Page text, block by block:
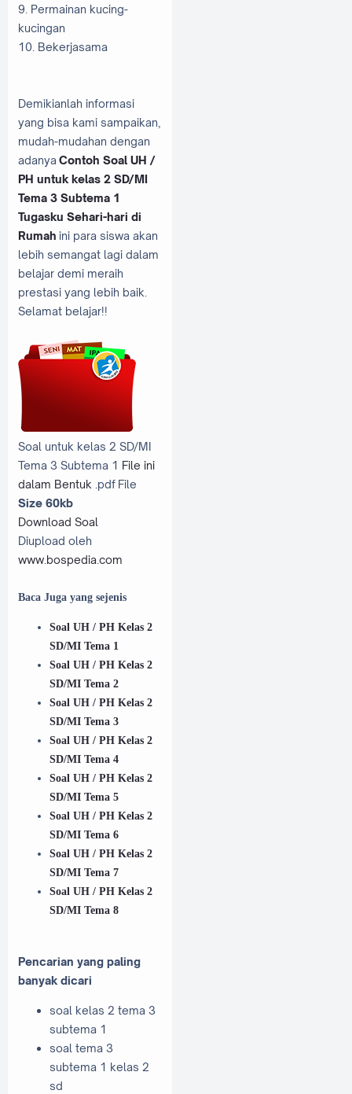
9. Permainan kucing-
kucingan
10. Bekerjasama
Demikianlah informasi
yang bisa kami sampaikan,
mudah-mudahan dengan
adanya Contoh Soal UH /
PH untuk kelas 2 SD/MI
Tema 3 Subtema 1
Tugasku Sehari-hari di
Rumah ini para siswa akan
lebih semangat lagi dalam
belajar demi meraih
prestasi yang lebih baik.
Selamat belajar!!
Soal untuk kelas 2 SD/MI
Tema 3 Subtema 1 File ini
dalam Bentuk . pdf File
Size 60kb
Download Soal
Diupload oleh
www.bospedia.com
Baca Juga yang sejenis
Soal UH / PH Kelas 2
SD/MI Tema 1
Soal UH / PH Kelas 2
SD/MI Tema 2
Soal UH / PH Kelas 2
SD/MI Tema 3
Soal UH / PH Kelas 2
SD/MI Tema 4
Soal UH / PH Kelas 2
SD/MI Tema 5
Soal UH / PH Kelas 2
SD/MI Tema 6
Soal UH / PH Kelas 2
SD/MI Tema 7
Soal UH / PH Kelas 2
SD/MI Tema 8
Pencarian yang paling
banyak dicari
soal kelas 2 tema 3
subtema 1
soal tema 3
subtema 1 kelas 2
sd